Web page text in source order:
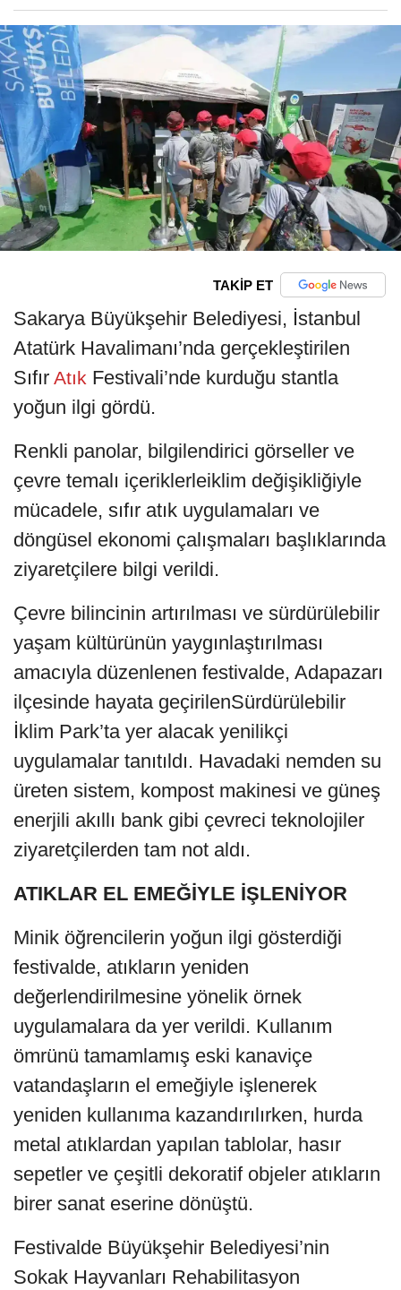
TAKİP ET
Sakarya Büyükşehir Belediyesi, İstanbul
Atatürk Havalimanı’nda gerçekleştirilen
Sıfır Atık Festivali’nde kurduğu stantla
yoğun ilgi gördü.
Renkli panolar, bilgilendirici görseller ve
çevre temalı içeriklerleiklim değişikliğiyle
mücadele, sıfır atık uygulamaları ve
döngüsel ekonomi çalışmaları başlıklarında
ziyaretçilere bilgi verildi.
Çevre bilincinin artırılması ve sürdürülebilir
yaşam kültürünün yaygınlaştırılması
amacıyla düzenlenen festivalde, Adapazarı
ilçesinde hayata geçirilenSürdürülebilir
İklim Park’ta yer alacak yenilikçi
uygulamalar tanıtıldı. Havadaki nemden su
üreten sistem, kompost makinesi ve güneş
enerjili akıllı bank gibi çevreci teknolojiler
ziyaretçilerden tam not aldı.
ATIKLAR EL EMEĞİYLE İŞLENİYOR
Minik öğrencilerin yoğun ilgi gösterdiği
festivalde, atıkların yeniden
değerlendirilmesine yönelik örnek
uygulamalara da yer verildi. Kullanım
ömrünü tamamlamış eski kanaviçe
vatandaşların el emeğiyle işlenerek
yeniden kullanıma kazandırılırken, hurda
metal atıklardan yapılan tablolar, hasır
sepetler ve çeşitli dekoratif objeler atıkların
birer sanat eserine dönüştü.
Festivalde Büyükşehir Belediyesi’nin
Sokak Hayvanları Rehabilitasyon